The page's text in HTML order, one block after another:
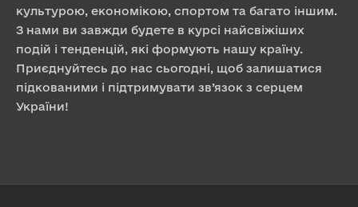
культурою, економікою, спортом та багато іншим.
З нами ви завжди будете в курсі найсвіжіших
подій і тенденцій, які формують нашу країну.
Приєднуйтесь до нас сьогодні, щоб залишатися
підкованими і підтримувати зв’язок з серцем
України!